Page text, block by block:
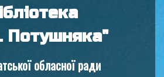
Потушняка"
обласної ради